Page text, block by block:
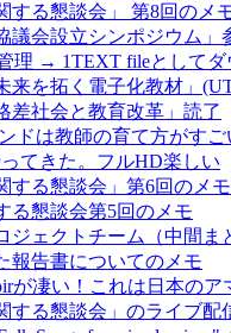
する懇談会」 第8回のメ
議会設立シンポジウム」
理 → 1TEXT fileとしてダ
来を拓く電子化教材」
差社会と教育改革」読了
ドは教師の育て方がす
てきた。フルHD楽しい
する懇談会」第6回のメ
る懇談会第5回のメモ
ジェクトチーム（中間ま
報告書についてのメモ
が凄い！これは日本の
する懇談会」のライブ